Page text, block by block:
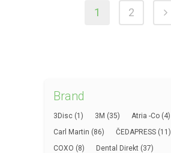
1 2
Brand
3Disc (1) 3M (35) Atria -Co (4)
Carl Martin (86) ČEDAPRESS (11)
COXO (8) Dental Direkt (37)